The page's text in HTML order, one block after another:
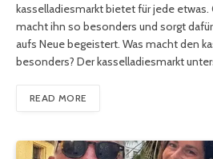
kasselladiesmarkt bietet für jede
macht ihn so besonders und sorgt
aufs Neue begeistert. Was macht den
besonders? Der kasselladiesmarkt
READ MORE